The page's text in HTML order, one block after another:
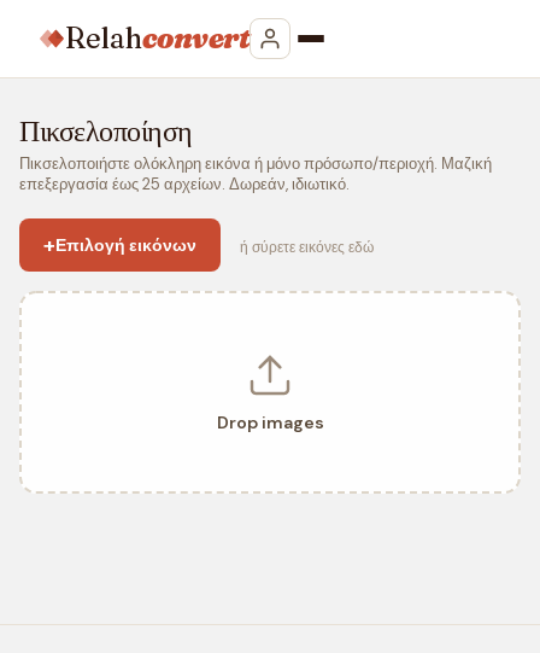
Relahconvert
Πικσελοποίηση
Πικσελοποιήστε ολόκληρη εικόνα ή μόνο πρόσωπο/περιοχή. Μαζική
επεξεργασία έως 25 αρχείων. Δωρεάν, ιδιωτικό.
+Επιλογή εικόνων ή σύρετε εικόνες εδώ
Drop images